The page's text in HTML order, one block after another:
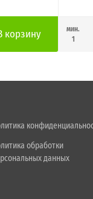
корзину
мин.
1
обработки
данных